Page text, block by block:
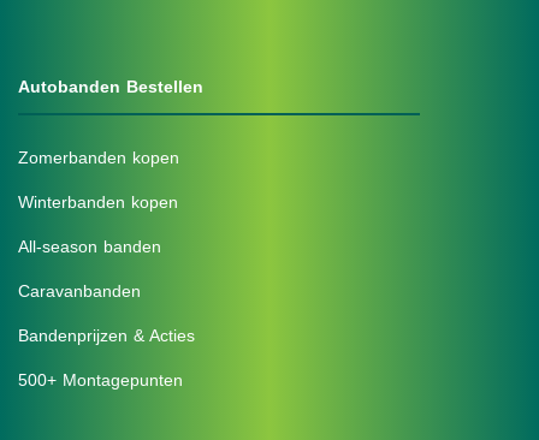
Autobanden Bestellen
Zomerbanden kopen
Winterbanden kopen
All-season banden
Caravanbanden
Bandenprijzen & Acties
500+ Montagepunten